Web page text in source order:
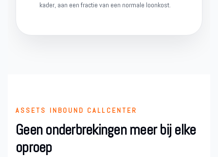
kader, aan een fractie van een normale loonkost.
ASSETS INBOUND CALLCENTER
Geen onderbrekingen meer bij elke
oproep